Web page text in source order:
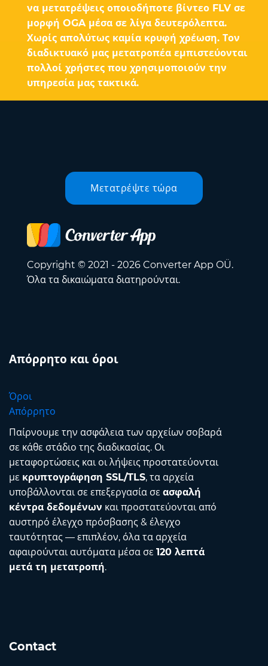
να μετατρέψεις οποιοδήποτε βίντεο FLV σε
μορφή OGA μέσα σε λίγα δευτερόλεπτα.
Χωρίς απολύτως καμία κρυφή χρέωση. Τον
διαδικτυακό μας μετατροπέα εμπιστεύονται
πολλοί χρήστες που χρησιμοποιούν την
υπηρεσία μας τακτικά.
Μετατρέψτε τώρα
Copyright © 2021 - 2026 Converter App OÜ.
Όλα τα δικαιώματα διατηρούνται.
Απόρρητο και όροι
Όροι
Απόρρητο
Παίρνουμε την ασφάλεια των αρχείων σοβαρά
σε κάθε στάδιο της διαδικασίας. Οι
μεταφορτώσεις και οι λήψεις προστατεύονται
με κρυπτογράφηση SSL/TLS, τα αρχεία
υποβάλλονται σε επεξεργασία σε ασφαλή
κέντρα δεδομένων και προστατεύονται από
αυστηρό έλεγχο πρόσβασης & έλεγχο
ταυτότητας — επιπλέον, όλα τα αρχεία
αφαιρούνται αυτόματα μέσα σε 120 λεπτά
μετά τη μετατροπή.
Contact